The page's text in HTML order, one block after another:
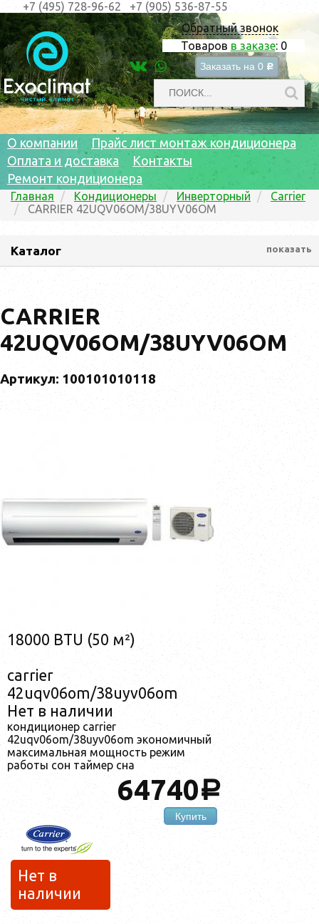
Обратный звонок
Товаров в заказе: 0
Заказать на 0 c
+7 (495) 728-96-62 +7 (905) 536-87-55
О компании
Прайс лист монтаж кондиционера
Оплата и доставка
Контакты
Ремонт кондиционера
Главная Кондиционеры Инверторный
Carrier
CARRIER 42UQV06OM/38UYV06OM
Каталог показать
CARRIER
42UQV06OM/38UYV06OM
Артикул: 100101010118
18000 BTU (50 м²)
carrier
42uqv06om/38uyv06om
Нет в наличии
кондиционер carrier
42uqv06om/38uyv06om экономичный
максимальная мощность режим
работы сон таймер сна
64740a
Купить
Нет в
наличии